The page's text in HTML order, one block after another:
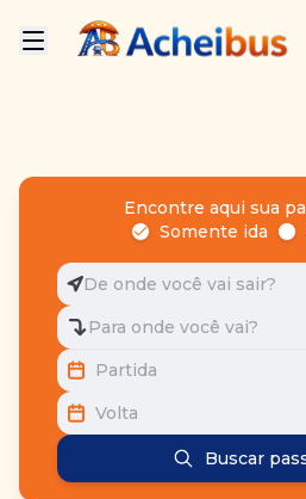
Encontre aqui sua
Somente ida
De onde você vai sair?
Para onde você vai?
Partida
Volta
Buscar